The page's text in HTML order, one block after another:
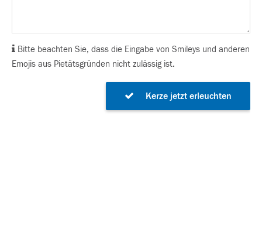
Bitte beachten Sie, dass die Eingabe von Smileys und anderen
Emojis aus Pietätsgründen nicht zulässig ist.
Kerze jetzt erleuchten